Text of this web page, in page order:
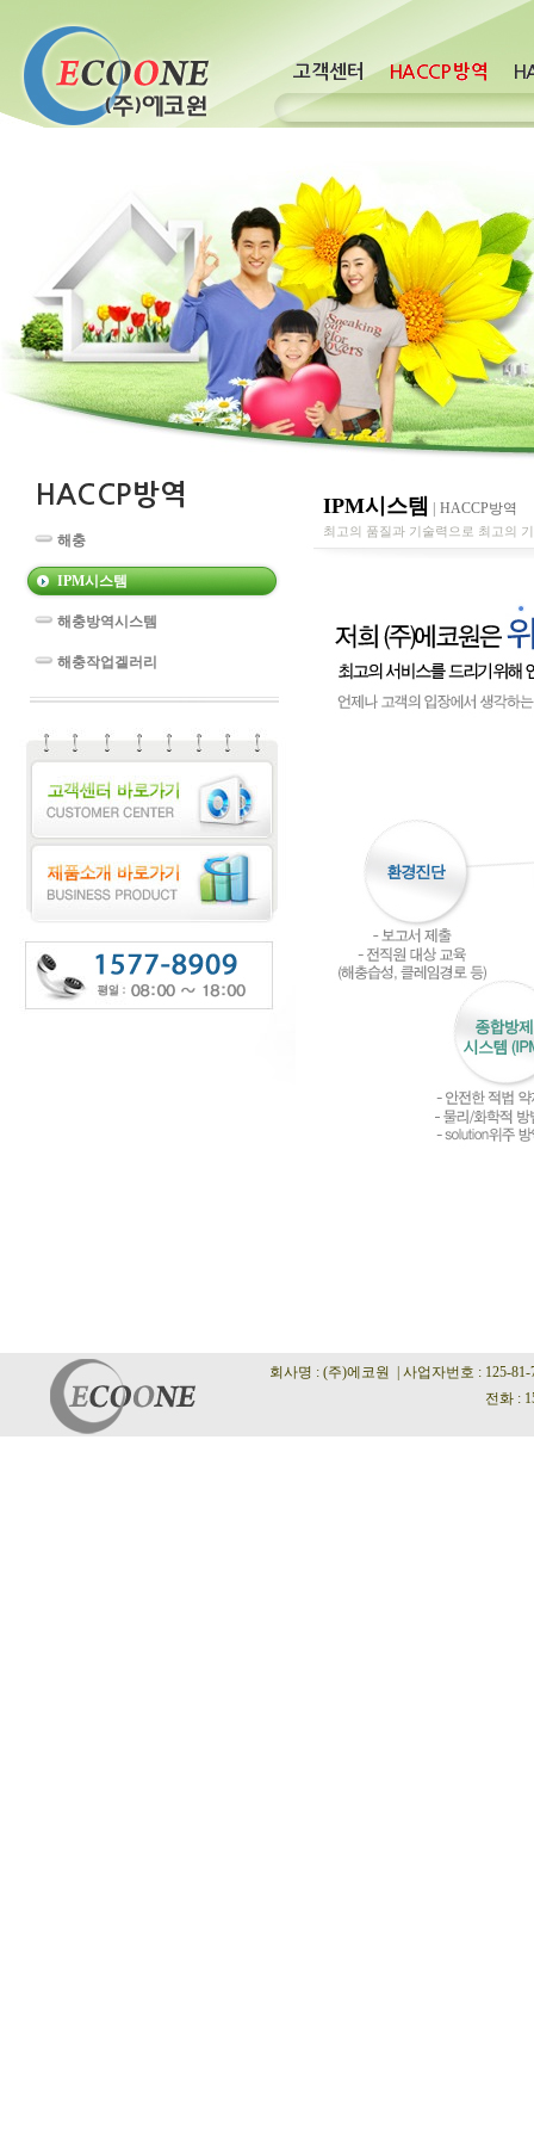
해충
IPM시스템
해충방역시스템
해충작업겔러리
IPM시스템 HACCP방역
최고의 품질과 기술력으로 최고의
회사명 : (주)에코원 | 사업자번호 : 125-
전화 :